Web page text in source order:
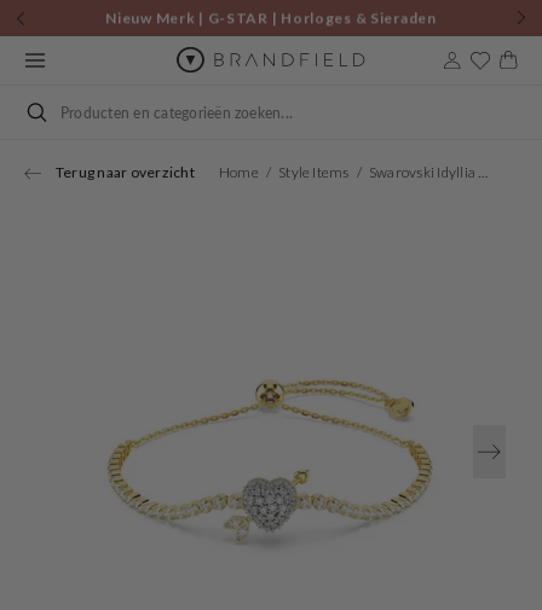
Skip to
content
Nieuw Merk | G-STAR | Horloges & Sieraden
Cart
Search
Terug naar overzicht Home Style Items Swarovski Idyllia Gold Plated Bracelet 5744061
media
1
in
gallery